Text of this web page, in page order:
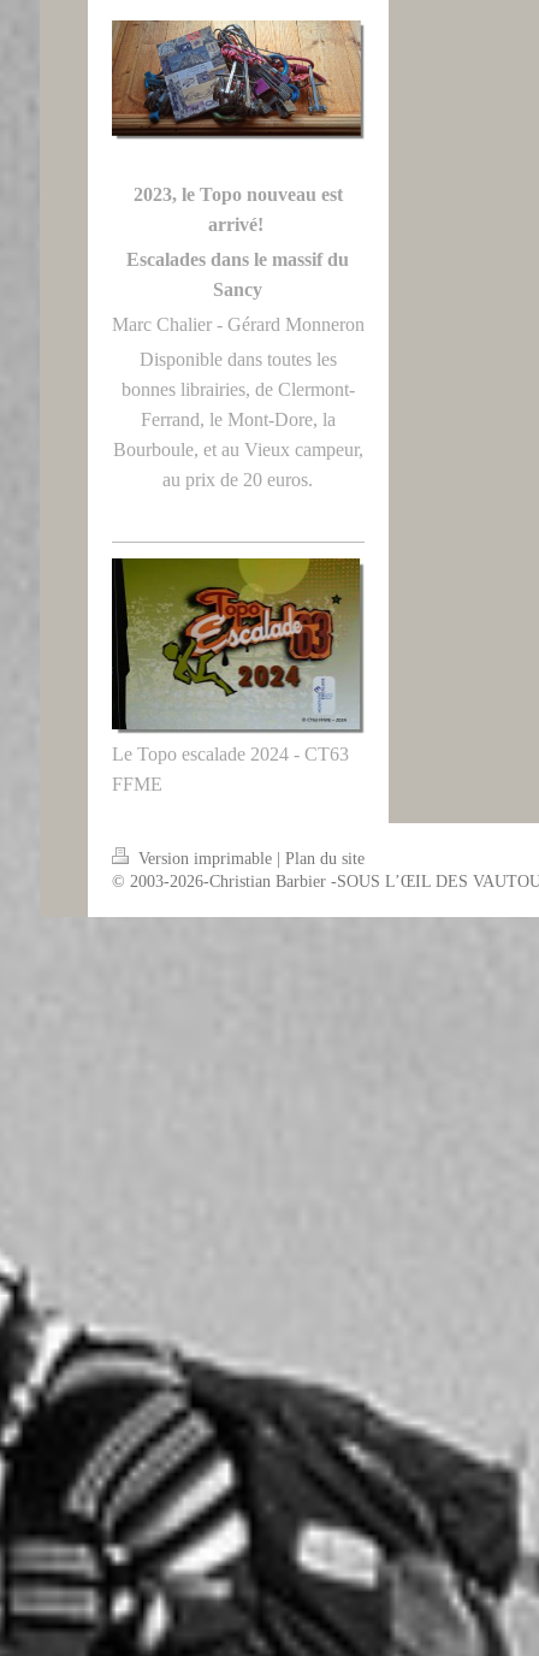
2023, le Topo nouveau est
arrivé!
Escalades dans le massif du
Sancy
Marc Chalier - Gérard Monneron
Disponible dans toutes les
bonnes librairies, de Clermont-
Ferrand, le Mont-Dore, la
Bourboule, et au Vieux campeur,
au prix de 20 euros.
Le Topo escalade 2024 - CT63
FFME
Version imprimable
Plan du site
© 2003-2026-Christian Barbier -SOUS L’ŒIL DES